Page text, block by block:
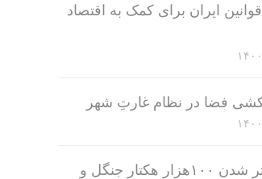
ایران برای کمک به اقتصاد
فضا در نظام غارتِ شهر
خاکستر شدن ۱۰۰هزار هکتار جنگل و